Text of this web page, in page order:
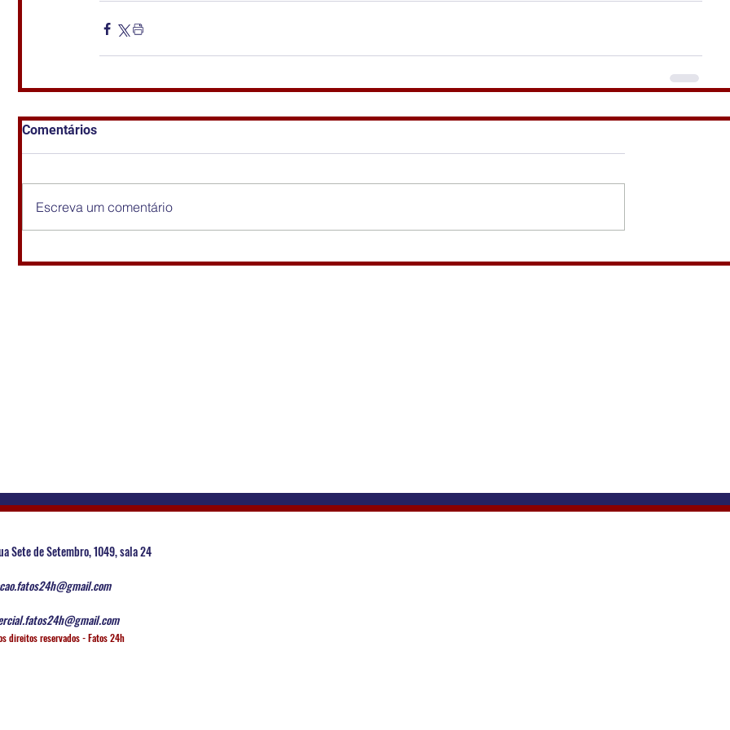
Comentários
Escreva um comentário
Sete de Setembro, 1049, sala 24
direitos reservados - Fatos 24h